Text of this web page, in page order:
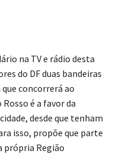
na TV e rádio desta
do DF duas bandeiras
concorrerá ao
é a favor da
desde que tenham
isso, propõe que parte
própria Região